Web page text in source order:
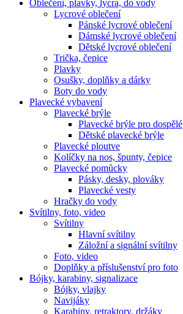
Oblečení, plavky, lycra, do vody
Lycrové oblečení
Pánské lycrové oblečení
Dámské lycrové oblečení
Dětské lycrové oblečení
Trička, čepice
Plavky
Osušky, doplňky a dárky
Boty do vody
Plavecké vybavení
Plavecké brýle
Plavecké brýle pro dospělé
Dětské plavecké brýle
Plavecké ploutve
Kolíčky na nos, špunty, čepice
Plavecké pomůcky
Pásky, desky, plováky
Plavecké vesty
Hračky do vody
Svítilny, foto, video
Svítilny
Hlavní svítilny
Záložní a signální svítilny
Foto, video
Doplňky a příslušenství pro foto
Bójky, karabiny, signalizace
Bójky, vlajky
Navijáky
Karabiny, retraktory, držáky